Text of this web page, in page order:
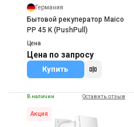
Германия
Бытовой рекуператор Maico
PP 45 K (PushPull)
Цена
Цена по запросу
Купить
В наличии Оставить отзыв
Акция